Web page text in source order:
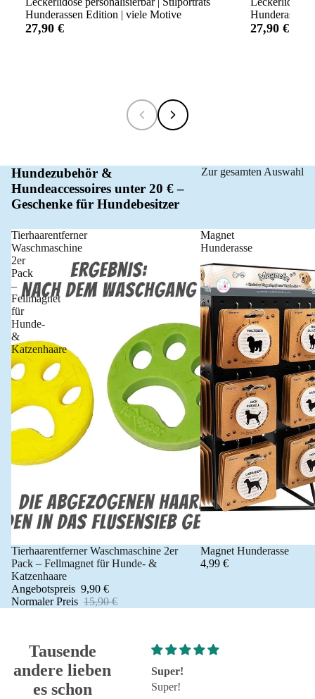
Hunderassen Edition | viele Motive
27,90 €
Hunderassen
27,90 €
Hundezubehör &
Hundeaccessoires unter 20 € –
Geschenke für Hundebesitzer
Zur gesamten Auswahl
Tierhaarentferner
Waschmaschine
2er
Pack
–
Fellmagnet
für
Hunde-
&
Katzenhaare
Angebot 🐾
Tierhaarentferner Waschmaschine 2er
Pack – Fellmagnet für Hunde- &
Katzenhaare
Angebotspreis 9,90 €
Normaler Preis 15,90 €
Magnet
Hunderasse
Magnet Hunderasse
4,99 €
Tausende
andere lieben
es schon
Super!
Super!
Großartig - hat wie
immer alles reibungslos